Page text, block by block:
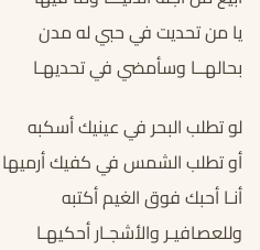
يا من تحديت في حبي له مدن
بحالهــا وسأمضي في تحديهـا
لو تطلب البحر في عينيك أسكبه
أو تطلب الشمس في كفيك أرميها
أنـا أحبك فوق الغيم أكتبه
وللعصافيـر والأشجـار أحكيهـا